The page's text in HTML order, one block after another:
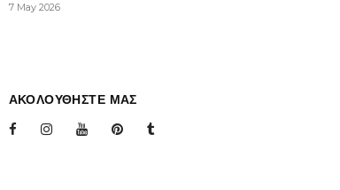
7 May 2026
ΑΚΟΛΟΥΘΗΣΤΕ ΜΑΣ